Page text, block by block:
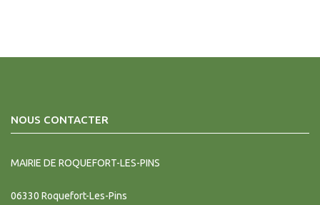
NOUS CONTACTER
MAIRIE DE ROQUEFORT-LES-PINS
06330 Roquefort-Les-Pins